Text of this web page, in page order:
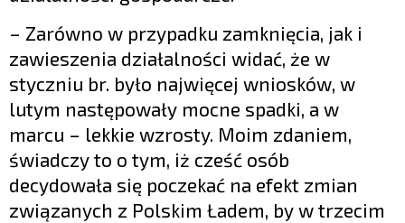
– Zarówno w przypadku zamknięcia, jak i
zawieszenia działalności widać, że w
styczniu br. było najwięcej wniosków, w
lutym następowały mocne spadki, a w
marcu – lekkie wzrosty. Moim zdaniem,
świadczy to o tym, iż cześć osób
decydowała się poczekać na efekt zmian
związanych z Polskim Ładem, by w trzecim